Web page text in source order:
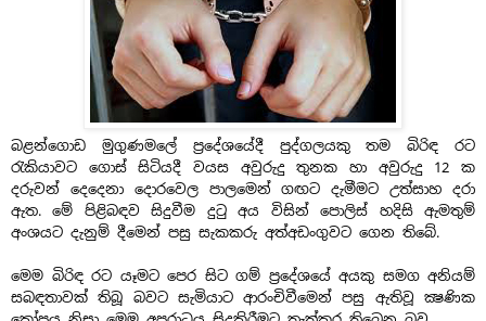
බළන්ගොඩ මුගුණමලේ ප්‍රදේශයේදී පුද්ගලයකු තම බිරිඳ රට
රැකියාවට ගොස් සිටියදී වයස අවුරුදු තුනක හා අවුරුදු 12 ක
දරුවන් දෙදෙනා දොරවෙල පාලමෙන් ගඟට දැමීමට උත්සාහ දරා
ඇත. මේ පිළිබඳව සිදුවීම දුටු අය විසින් පොලිස් හදිසි ඇමතුම්
අංශයට දැනුම් දීමෙන් පසු සැකකරු අත්අඩංගුවට ගෙන තිබේ.
මෙම බිරිඳ රට යෑමට පෙර සිට ගම් ප්‍රදේශයේ අයකු සමග අනියම්
සබඳතාවක් තිබූ බවට සැමියාට ආරංචිවීමෙන් පසු ඇතිවූ ක්‍ෂණික